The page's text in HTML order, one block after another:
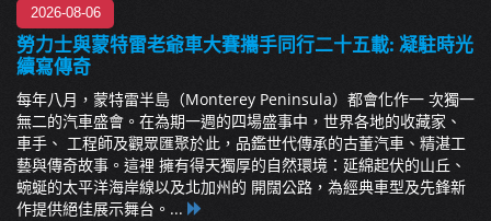
2026-08-06
勞力士與蒙特雷老爺車大賽攜手同行二十五載: 凝駐時光
續寫傳奇
每年八月，蒙特雷半島（Monterey Peninsula）都會化作一 次獨一
無二的汽車盛會。在為期一週的四場盛事中，世界各地的收藏家、
車手、 工程師及觀眾匯聚於此，品鑑世代傳承的古董汽車、精湛工
藝與傳奇故事。這裡 擁有得天獨厚的自然環境：延綿起伏的山丘、
蜿蜒的太平洋海岸線以及北加州的 開闊公路，為經典車型及先鋒新
作提供絕佳展示舞台。...